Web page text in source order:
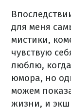
для меня
мистики,
чувствую
люблю,
юмора, но
можем
жизни, и